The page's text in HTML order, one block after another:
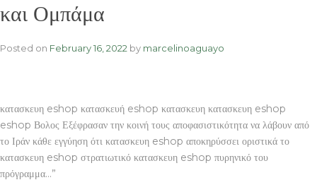
και Ομπάμα
Posted on February 16, 2022 by marcelinoaguayo
κατασκευη eshop κατασκευή eshop κατασκευη κατασκευη eshop
eshop Βολος Εξέφρασαν την κοινή τους αποφασιστικότητα να λάβουν από
το Ιράν κάθε εγγύηση ότι κατασκευη eshop αποκηρύσσει οριστικά το
κατασκευη eshop στρατιωτικό κατασκευη eshop πυρηνικό του
πρόγραμμα…”